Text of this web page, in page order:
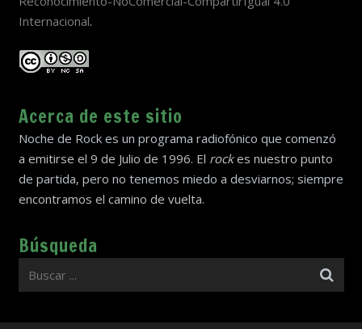
Internacional.
Acerca de este sitio
Noche de Rock es un programa radiofónico que comenzó
a emitirse el 9 de Julio de 1996. El rockes nuestro punto
de partida, pero no tenemos miedo a desviarnos; siempre
encontramos el camino de vuelta.
Búsqueda